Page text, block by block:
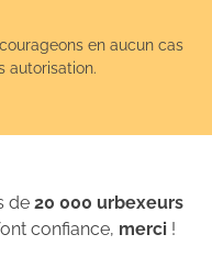
en aucun cas
autorisation.
de20 000 urbexeurs
confiance, merci !